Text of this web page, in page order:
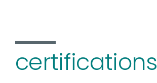
certifications